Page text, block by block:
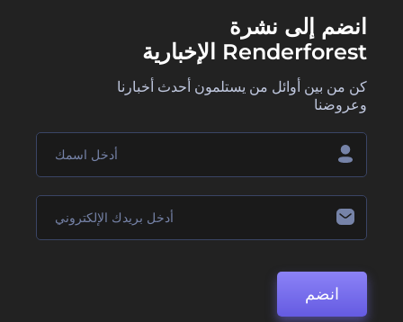
انضم إلى نشرة
Renderforest الإخبارية
كن من بين أوائل من يستلمون أحدث أخبارنا
وعروضنا
انضم